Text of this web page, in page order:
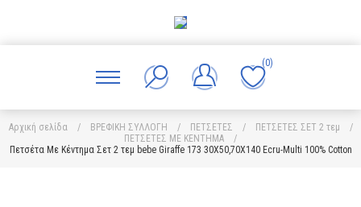
(0)
Αρχική σελίδα / ΒΡΕΦΙΚΗ ΣΥΛΛΟΓΗ / ΠΕΤΣΕΤΕΣ / ΠΕΤΣΕΤΕΣ ΣΕΤ 2 τεμ
/
ΠΕΤΣΕΤΕΣ ΜΕ ΚΕΝΤΗΜΑ
/
Πετσέτα Με Κέντημα Σετ 2 τεμ bebe Giraffe 173 30X50,70X140 Ecru-Multi 100% Cotton